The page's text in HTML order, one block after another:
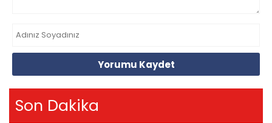
Yorumu Kaydet
Son Dakika